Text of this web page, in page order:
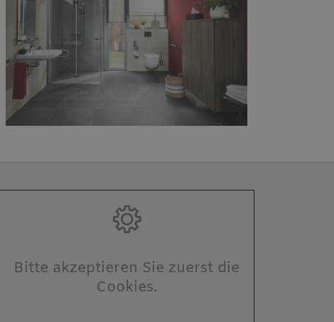
Bitte akzeptieren Sie zuerst die
Cookies.